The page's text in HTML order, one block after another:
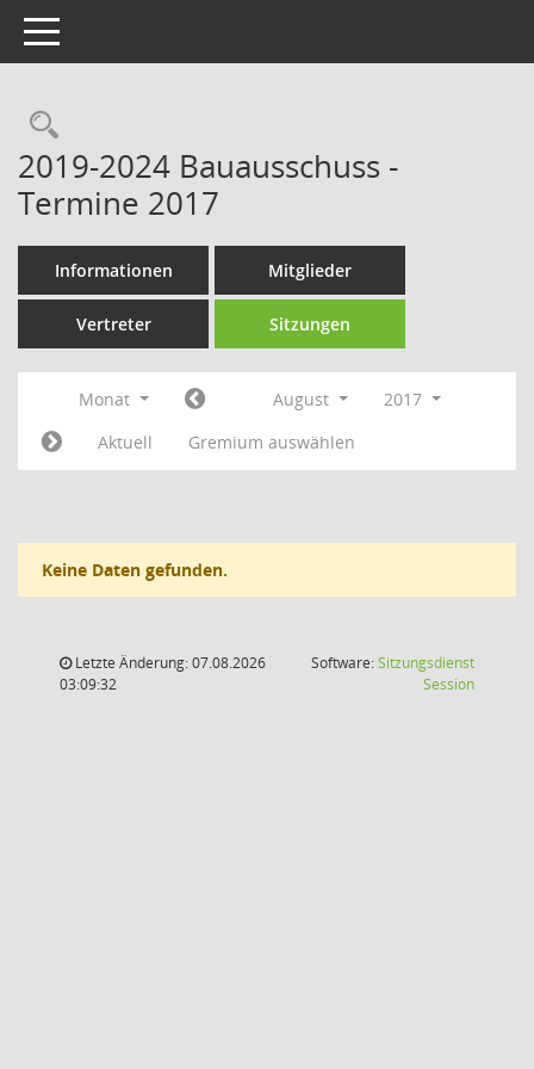
Toggle navigation
Rechercheauswahl
2019-2024 Bauausschuss -
Termine 2017
Informationen Mitglieder
Vertreter Sitzungen
Monat August
2017
Aktuell
Gremium auswählen
Keine Daten gefunden.
Letzte Änderung: 07.08.2026
03:09:32
Software:Sitzungsdienst
Session(Wird in